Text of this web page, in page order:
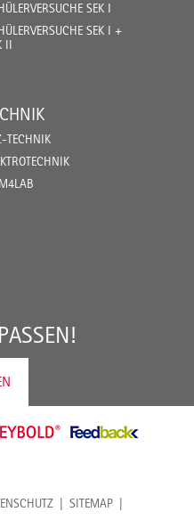
SEK I
SEK I +
II
TECHNIK
SITEMAP